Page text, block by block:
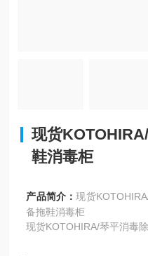
现货
鞋消毒柜
产品简介：现货KOTOHIRA/琴平 KE-
备拖鞋消毒柜
现货KOTOHIRA/琴平消毒